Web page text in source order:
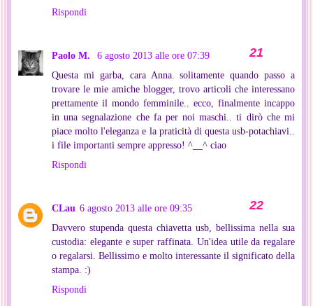
Rispondi
Paolo M.
6 agosto 2013 alle ore 07:39
Questa mi garba, cara Anna. solitamente quando passo a
trovare le mie amiche blogger, trovo articoli che interessano
prettamente il mondo femminile.. ecco, finalmente incappo
in una segnalazione che fa per noi maschi.. ti dirò che mi
piace molto l'eleganza e la praticità di questa usb-potachiavi..
i file importanti sempre appresso! ^__^ ciao
Rispondi
CLau 6 agosto 2013 alle ore 09:35
Davvero stupenda questa chiavetta usb, bellissima nella sua
custodia: elegante e super raffinata. Un'idea utile da regalare
o regalarsi. Bellissimo e molto interessante il significato della
stampa. :)
Rispondi